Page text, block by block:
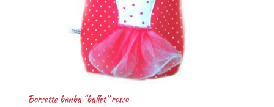
Borsetta bimba “ballet” rosso